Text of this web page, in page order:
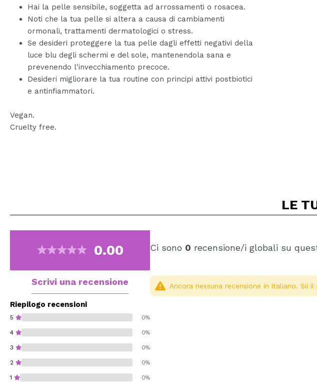
Hai la pelle sensibile, soggetta ad arrossamenti o rosacea.
Noti che la tua pelle si altera a causa di cambiamenti
ormonali, trattamenti dermatologici o stress.
Se desideri proteggere la tua pelle dagli effetti negativi della
luce blu degli schermi e del sole, mantenendola sana e
prevenendo l'invecchiamento precoce.
Desideri migliorare la tua routine con principi attivi postbiotici
e antinfiammatori.
Vegan.
Cruelty free.
LE
0.00
Scrivi una recensione
Riepilogo recensioni
5 0%
4 0%
3 0%
2 0%
1 0%
Ci sono 0 recensione/i globali su
Ancora nessuna recensione in italiano. Sii